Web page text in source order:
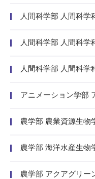
人間科学部 人間科学
人間科学部 人間科学
人間科学部 人間科学
アニメーション学部
農学部 農業資源生物
農学部 海洋水産生物
農学部 アクアグリー